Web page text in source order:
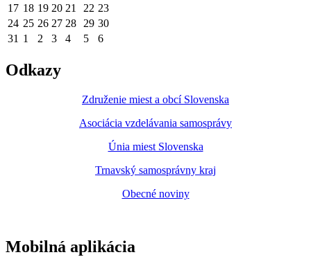
17 18 19 20 21 22 23
24 25 26 27 28 29 30
31 1 2 3 4 5 6
Odkazy
Združenie miest a obcí Slovenska
Asociácia vzdelávania samosprávy
Únia miest Slovenska
Trnavský samosprávny kraj
Obecné noviny
Mobilná aplikácia